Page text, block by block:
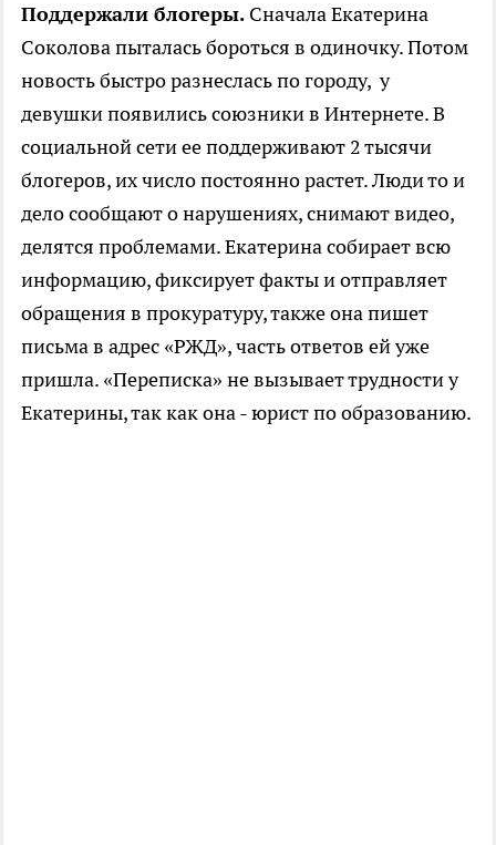
Поддержали блогеры. Сначала Екатерина
Соколова пыталась бороться в одиночку. Потом
новость быстро разнеслась по городу, у
девушки появились союзники в Интернете. В
социальной сети ее поддерживают 2 тысячи
блогеров, их число постоянно растет. Люди то и
дело сообщают о нарушениях, снимают видео,
делятся проблемами. Екатерина собирает всю
информацию, фиксирует факты и отправляет
обращения в прокуратуру, также она пишет
письма в адрес «РЖД», часть ответов ей уже
пришла. «Переписка» не вызывает трудности у
Екатерины, так как она - юрист по образованию.